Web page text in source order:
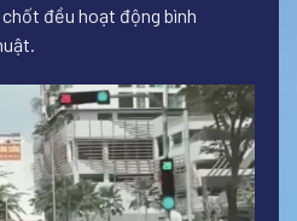
đều hoạt động bình